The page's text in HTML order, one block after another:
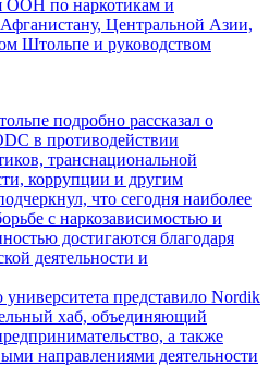
ООН по наркотикам и
Центральной Азии,
Штольпе и руководством
подробно рассказал о
в противодействии
транснациональной
коррупции и другим
что сегодня наиболее
с наркозависимостью и
достигаются благодаря
деятельности и
представило Nordik
хаб, объединяющий
а также
направлениями деятельности